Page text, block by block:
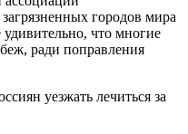
городов мира
что многие
ради поправления
уезжать лечиться за